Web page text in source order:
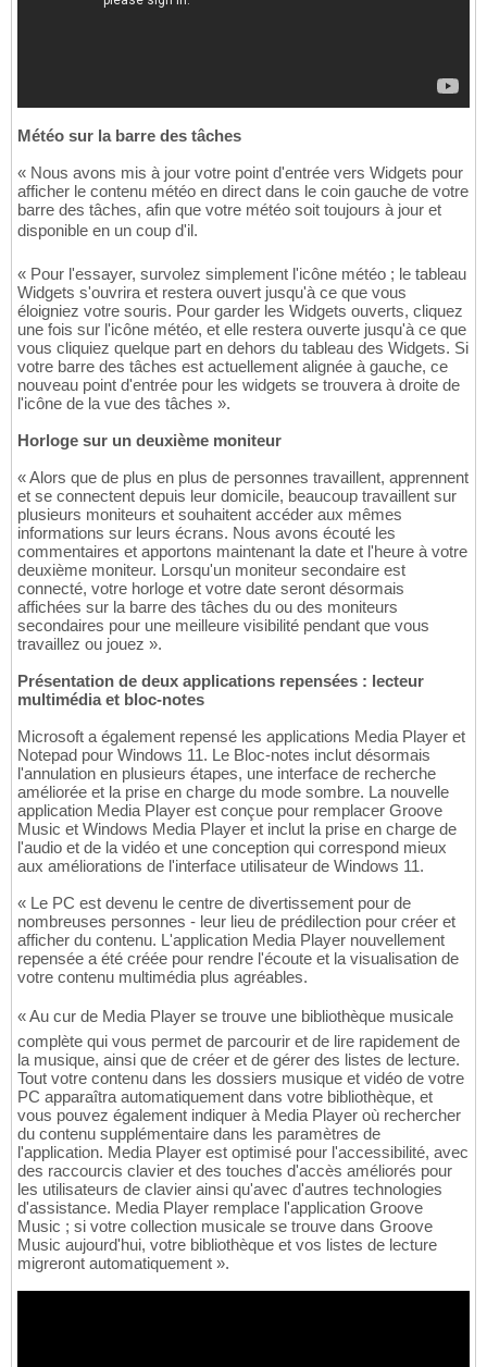
Météo sur la barre des tâches
« Nous avons mis à jour votre point d'entrée vers Widgets pour
afficher le contenu météo en direct dans le coin gauche de votre
barre des tâches, afin que votre météo soit toujours à jour et
disponible en un coup d'il.
« Pour l'essayer, survolez simplement l'icône météo ; le tableau
Widgets s'ouvrira et restera ouvert jusqu'à ce que vous
éloigniez votre souris. Pour garder les Widgets ouverts, cliquez
une fois sur l'icône météo, et elle restera ouverte jusqu'à ce que
vous cliquiez quelque part en dehors du tableau des Widgets. Si
votre barre des tâches est actuellement alignée à gauche, ce
nouveau point d'entrée pour les widgets se trouvera à droite de
l'icône de la vue des tâches ».
Horloge sur un deuxième moniteur
« Alors que de plus en plus de personnes travaillent, apprennent
et se connectent depuis leur domicile, beaucoup travaillent sur
plusieurs moniteurs et souhaitent accéder aux mêmes
informations sur leurs écrans. Nous avons écouté les
commentaires et apportons maintenant la date et l'heure à votre
deuxième moniteur. Lorsqu'un moniteur secondaire est
connecté, votre horloge et votre date seront désormais
affichées sur la barre des tâches du ou des moniteurs
secondaires pour une meilleure visibilité pendant que vous
travaillez ou jouez ».
Présentation de deux applications repensées : lecteur
multimédia et bloc-notes
Microsoft a également repensé les applications Media Player et
Notepad pour Windows 11. Le Bloc-notes inclut désormais
l'annulation en plusieurs étapes, une interface de recherche
améliorée et la prise en charge du mode sombre. La nouvelle
application Media Player est conçue pour remplacer Groove
Music et Windows Media Player et inclut la prise en charge de
l'audio et de la vidéo et une conception qui correspond mieux
aux améliorations de l'interface utilisateur de Windows 11.
« Le PC est devenu le centre de divertissement pour de
nombreuses personnes - leur lieu de prédilection pour créer et
afficher du contenu. L'application Media Player nouvellement
repensée a été créée pour rendre l'écoute et la visualisation de
votre contenu multimédia plus agréables.
« Au cur de Media Player se trouve une bibliothèque musicale
complète qui vous permet de parcourir et de lire rapidement de
la musique, ainsi que de créer et de gérer des listes de lecture.
Tout votre contenu dans les dossiers musique et vidéo de votre
PC apparaîtra automatiquement dans votre bibliothèque, et
vous pouvez également indiquer à Media Player où rechercher
du contenu supplémentaire dans les paramètres de
l'application. Media Player est optimisé pour l'accessibilité, avec
des raccourcis clavier et des touches d'accès améliorés pour
les utilisateurs de clavier ainsi qu'avec d'autres technologies
d'assistance. Media Player remplace l'application Groove
Music ; si votre collection musicale se trouve dans Groove
Music aujourd'hui, votre bibliothèque et vos listes de lecture
migreront automatiquement ».